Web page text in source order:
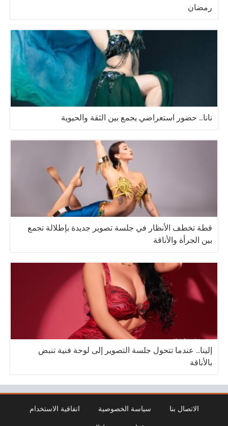
رمضان
نانا.. حضور استعراضي يجمع بين الثقة والحيوية
قطة تخطف الأنظار في جلسة تصوير جديدة بإطلالة تجمع
بين الجرأة والأناقة
إلينا.. عندما تتحول جلسة التصوير إلى لوحة فنية تنبض
بالأناقة
الاتصال بنا سياسة الخصوصية اتفاقية الاستخدام